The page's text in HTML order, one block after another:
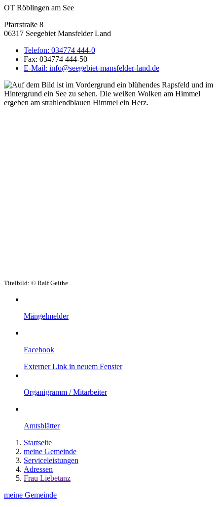
OT Röblingen am See
Pfarrstraße 8
06317 Seegebiet Mansfelder Land
Telefon: 034774 444-0
Fax: 034774 444-50
E-Mail: info@seegebiet-mansfelder-land.de
Titelbild: © Ralf Geithe
Mängelmelder
Facebook
Externer Link in neuem Fenster
Organigramm / Mitarbeiter
Amtsblätter
Startseite
meine Gemeinde
Serviceleistungen
Adressen
Frau Liebetanz
meine Gemeinde